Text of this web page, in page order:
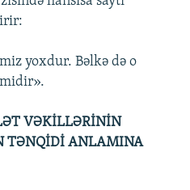
yoxdur. Bəlkə də o
VƏKİLLƏRİNİN
TƏNQİDİ ANLAMINA